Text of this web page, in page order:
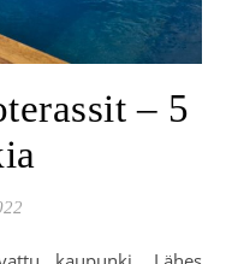
– 5